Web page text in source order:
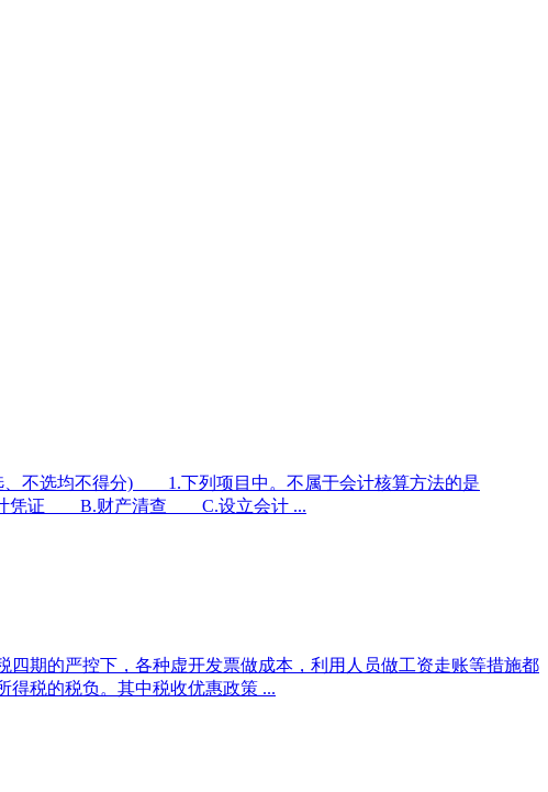
、不选均不得分) 1.下列项目中。不属于会计核算方法的是
证 B.财产清查 C.设立会计 ...
期的严控下，各种虚开发票做成本，利用人员做工资走账等措施都
得税的税负。其中税收优惠政策 ...